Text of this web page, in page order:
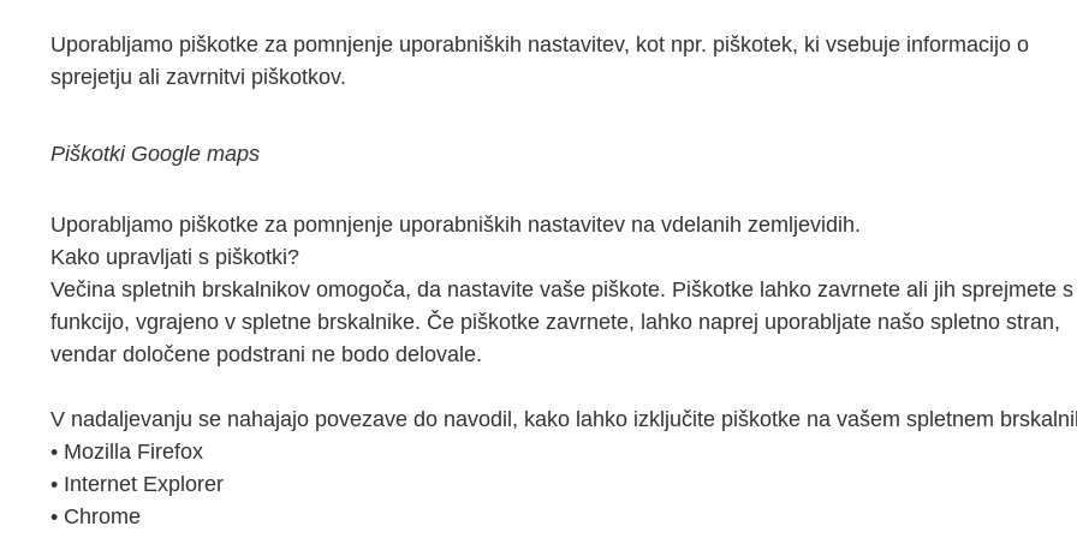
Uporabljamo piškotke za pomnjenje uporabniških nastavitev, kot npr. piškotek, ki vsebuje informacijo o
sprejetju ali zavrnitvi piškotkov.
Piškotki Google maps
Uporabljamo piškotke za pomnjenje uporabniških nastavitev na vdelanih zemljevidih.
Kako upravljati s piškotki?
Večina spletnih brskalnikov omogoča, da nastavite vaše piškote. Piškotke lahko zavrnete ali jih sprejmete s
funkcijo, vgrajeno v spletne brskalnike. Če piškotke zavrnete, lahko naprej uporabljate našo spletno stran,
vendar določene podstrani ne bodo delovale.
V nadaljevanju se nahajajo povezave do navodil, kako lahko izključite piškotke na vašem spletnem
• Mozilla Firefox
• Internet Explorer
• Chrome